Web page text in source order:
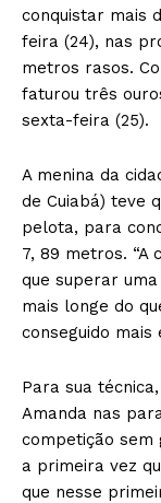
conquistar mais
feira (24), nas
metros rasos.
faturou três
sexta-feira (25).
A menina da
de Cuiabá) teve
pelota, para
7, 89 metros. “A
que superar
mais longe do
conseguido mais
Para sua
Amanda nas
competição sem
a primeira vez
que nesse